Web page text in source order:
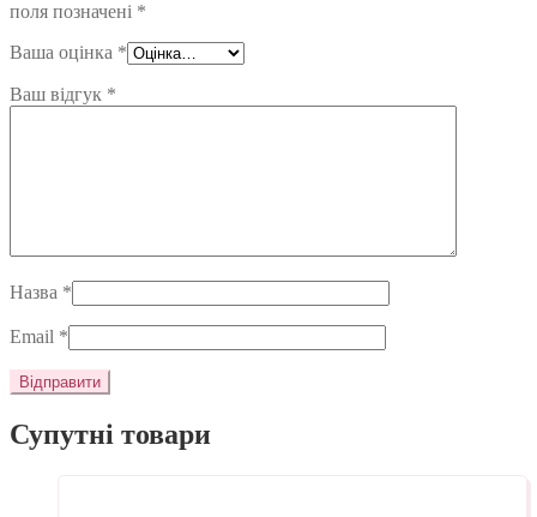
поля позначені *
Ваша оцінка *
Ваш відгук *
Назва *
Email *
Супутні товари